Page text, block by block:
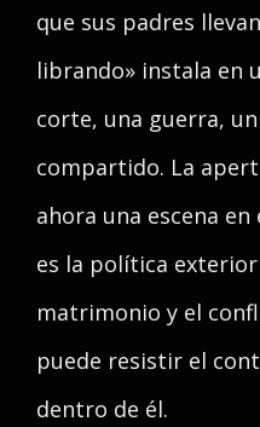
que sus padres
librando» instala en
corte, una guerra,
compartido. La
ahora una escena
es la política
matrimonio y el
puede resistir el
dentro de él.